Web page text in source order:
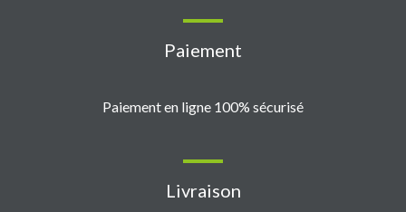
Paiement
Paiement en ligne 100% sécurisé
Livraison